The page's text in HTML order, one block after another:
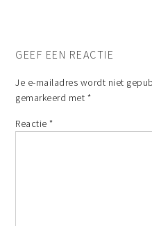
GEEF EEN REACTIE
Je e-mailadres wordt niet
gemarkeerd met *
Reactie*